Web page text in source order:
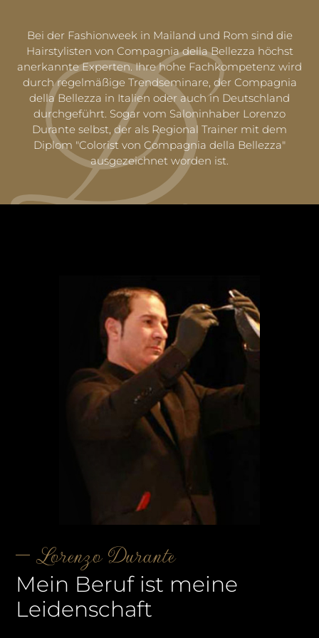
Bei der Fashionweek in Mailand und Rom sind die
Hairstylisten von Compagnia della Bellezza höchst
anerkannte Experten. Ihre hohe Fachkompetenz wird
durch regelmäßige Trendseminare, der Compagnia
della Bellezza in Italien oder auch in Deutschland
durchgeführt. Sogar vom Saloninhaber Lorenzo
Durante selbst, der als Regional Trainer mit dem
Diplom "Colorist von Compagnia della Bellezza"
ausgezeichnet worden ist.
Lorenzo Durante
Mein Beruf ist meine
Leidenschaft